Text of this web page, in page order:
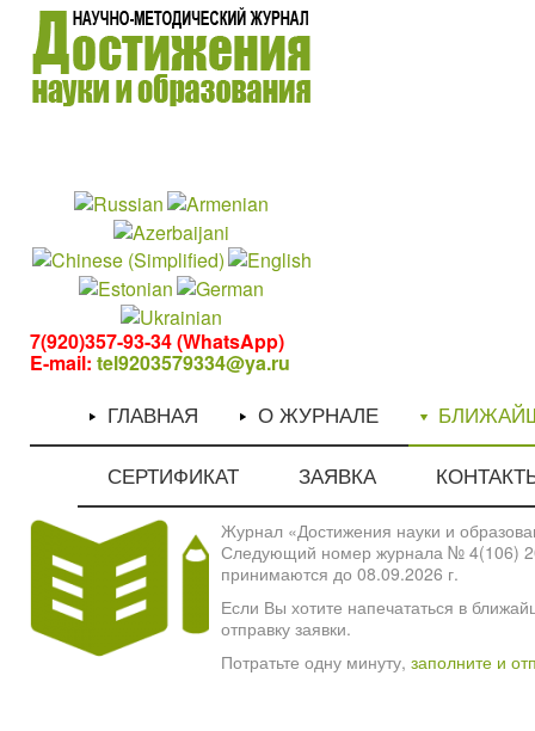
7(920)357-93-34 (WhatsApp)
E-mail: tel9203579334@ya.ru
ГЛАВНАЯ О ЖУРНАЛЕ
СЕРТИФИКАТ ЗАЯВКА
Журнал «Достижения науки и
Следующий номер журнала № 4(106)
принимаются до 08.09.2026 г.
Если Вы хотите напечататься в
отправку заявки.
Потратьте одну минуту, заполните и